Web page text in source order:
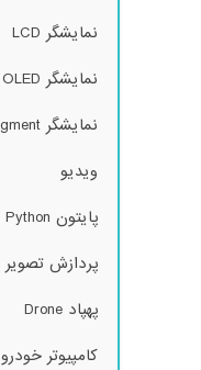
نمایشگر LCD
نمایشگر OLED
نمایشگر Segment
ویدیو
پایتون Python
پردازش تصویر
پهپاد Drone
کامپیوتر خودرو ECU